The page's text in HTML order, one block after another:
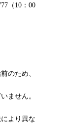
（10：00
のため、
ません。
より異な